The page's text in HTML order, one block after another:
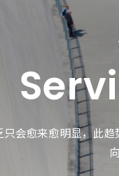
会愈来愈明显，此